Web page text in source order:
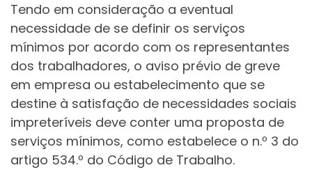
Tendo em consideração a eventual
necessidade de se definir os serviços
mínimos por acordo com os representantes
dos trabalhadores, o aviso prévio de greve
em empresa ou estabelecimento que se
destine à satisfação de necessidades sociais
impreteríveis deve conter uma proposta de
serviços mínimos, como estabelece o n.º 3 do
artigo 534.º do Código de Trabalho.